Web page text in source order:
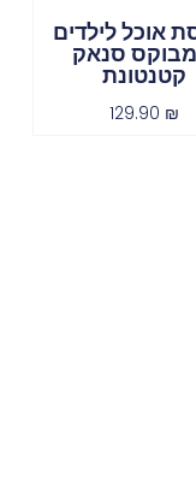
אוכל לילדים
סנאק
קטנטונת
129.90 ₪